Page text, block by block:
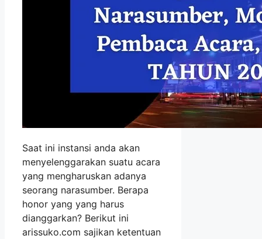
Saat ini instansi anda akan
menyelenggarakan suatu acara
yang mengharuskan adanya
seorang narasumber. Berapa
honor yang yang harus
dianggarkan? Berikut ini
arissuko.com sajikan ketentuan